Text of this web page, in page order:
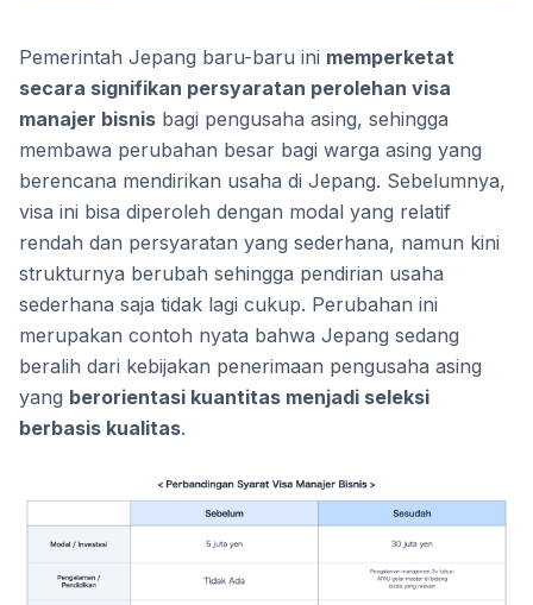
Pemerintah Jepang baru-baru ini memperketat
secara signifikan persyaratan perolehan visa
manajer bisnis bagi pengusaha asing, sehingga
membawa perubahan besar bagi warga asing yang
berencana mendirikan usaha di Jepang. Sebelumnya,
visa ini bisa diperoleh dengan modal yang relatif
rendah dan persyaratan yang sederhana, namun kini
strukturnya berubah sehingga pendirian usaha
sederhana saja tidak lagi cukup. Perubahan ini
merupakan contoh nyata bahwa Jepang sedang
beralih dari kebijakan penerimaan pengusaha asing
yang berorientasi kuantitas menjadi seleksi
berbasis kualitas.